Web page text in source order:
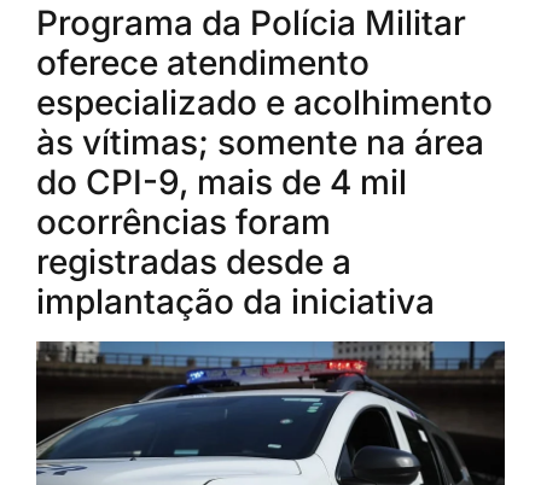
Programa da Polícia Militar
oferece atendimento
especializado e acolhimento
às vítimas; somente na área
do CPI-9, mais de 4 mil
ocorrências foram
registradas desde a
implantação da iniciativa